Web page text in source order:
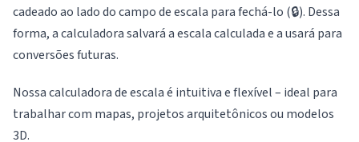
cadeado ao lado do campo de escala para fechá-lo (🔒). Dessa
forma, a calculadora salvará a escala calculada e a usará para
conversões futuras.
Nossa calculadora de escala é intuitiva e flexível – ideal para
trabalhar com mapas, projetos arquitetônicos ou modelos
3D.